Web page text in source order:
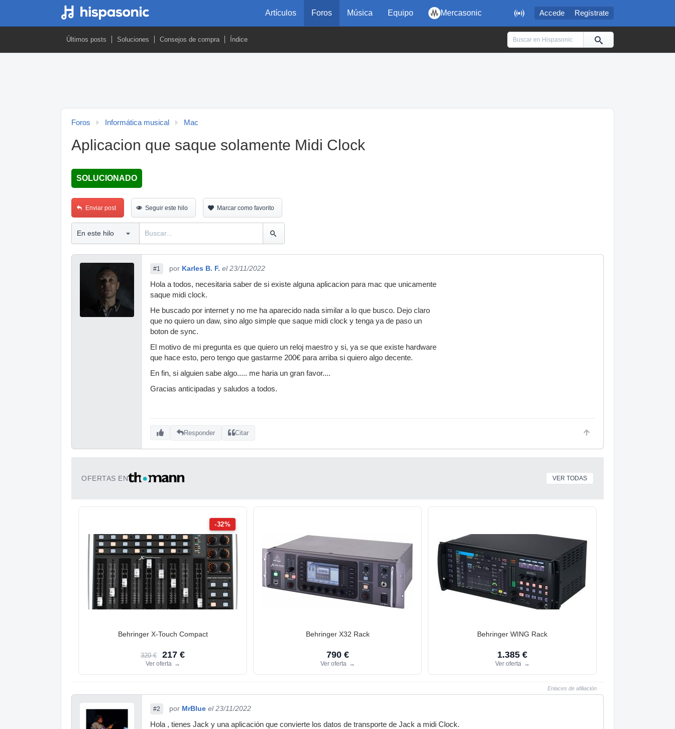
 Accede Regístrate
Artículos Foros Música Equipo Mercasonic
Últimos posts Soluciones Consejos de compra Índice
Foros Informática musical Mac
Aplicacion que saque solamente Midi Clock
SOLUCIONADO
Enviar post Seguir este hilo Marcar como favorito
#1 por Karles B. F. el 23/11/2022
Hola a todos, necesitaria saber de si existe alguna aplicacion para mac que unicamente
saque midi clock.
He buscado por internet y no me ha aparecido nada similar a lo que busco. Dejo claro
que no quiero un daw, sino algo simple que saque midi clock y tenga ya de paso un
boton de sync.
El motivo de mi pregunta es que quiero un reloj maestro y si, ya se que existe hardware
que hace esto, pero tengo que gastarme 200€ para arriba si quiero algo decente.
En fin, si alguien sabe algo..... me haria un gran favor....
Gracias anticipadas y saludos a todos.
Responder Citar
OFERTAS EN VER TODAS
-32%
Behringer X-Touch Compact
320 € 217 €
Ver oferta →
Behringer X32 Rack
790 €
Ver oferta →
Behringer WING Rack
1.385 €
Ver oferta →
Enlaces de afiliación
#2 por MrBlue el 23/11/2022
Hola , tienes Jack y una aplicación que convierte los datos de transporte de Jack a midi Clock.